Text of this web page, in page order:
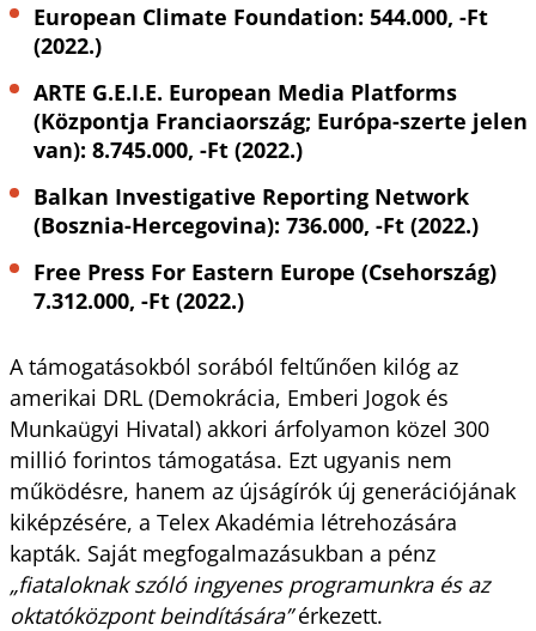
European Climate Foundation: 544.000, -Ft
(2022.)
ARTE G.E.I.E. European Media Platforms
(Központja Franciaország; Európa-szerte jelen
van): 8.745.000, -Ft (2022.)
Balkan Investigative Reporting Network
(Bosznia-Hercegovina): 736.000, -Ft (2022.)
Free Press For Eastern Europe (Csehország)
7.312.000, -Ft (2022.)
A támogatásokból sorából feltűnően kilóg az
amerikai DRL (Demokrácia, Emberi Jogok és
Munkaügyi Hivatal) akkori árfolyamon közel 300
millió forintos támogatása. Ezt ugyanis nem
működésre, hanem az újságírók új generációjának
kiképzésére, a Telex Akadémia létrehozására
kapták. Saját megfogalmazásukban a pénz
„fiataloknak szóló ingyenes programunkra és az
oktatóközpont beindítására”érkezett.